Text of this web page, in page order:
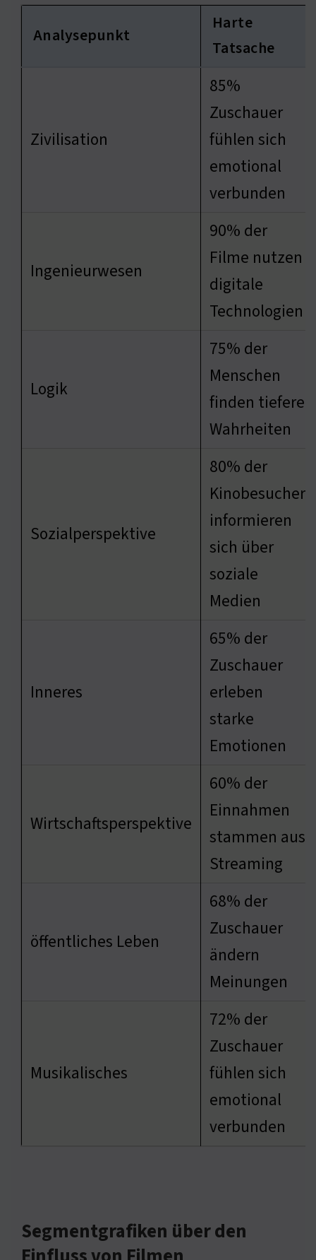
Analysepunkt
Harte
Tatsache
Zivilisation
85%
Zuschauer
fühlen sich
emotional
verbunden
Ingenieurwesen
90% der
Filme nutzen
digitale
Technologien
Logik
75% der
Menschen
finden tiefere
Wahrheiten
Sozialperspektive
80% der
Kinobesucher
informieren
sich über
soziale
Medien
Inneres
65% der
Zuschauer
erleben
starke
Emotionen
Wirtschaftsperspektive
60% der
Einnahmen
stammen aus
Streaming
öffentliches Leben
68% der
Zuschauer
ändern
Meinungen
Musikalisches
72% der
Zuschauer
fühlen sich
emotional
verbunden
Segmentgrafiken über den